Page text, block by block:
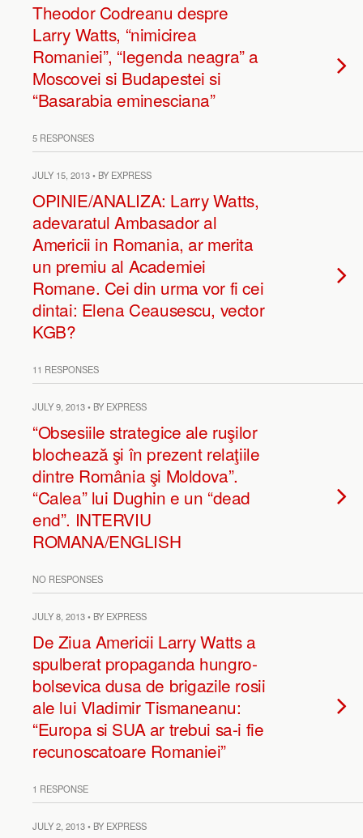
Theodor Codreanu despre
Larry Watts, “nimicirea
Romaniei”, “legenda neagra” a
Moscovei si Budapestei si
“Basarabia eminesciana”
5 RESPONSES
JULY 15, 2013 • BY EXPRESS
OPINIE/ANALIZA: Larry Watts,
adevaratul Ambasador al
Americii in Romania, ar merita
un premiu al Academiei
Romane. Cei din urma vor fi cei
dintai: Elena Ceausescu, vector
KGB?
11 RESPONSES
JULY 9, 2013 • BY EXPRESS
“Obsesiile strategice ale ruşilor
blochează şi în prezent relaţiile
dintre România şi Moldova”.
“Calea” lui Dughin e un “dead
end”. INTERVIU
ROMANA/ENGLISH
NO RESPONSES
JULY 8, 2013 • BY EXPRESS
De Ziua Americii Larry Watts a
spulberat propaganda hungro-
bolsevica dusa de brigazile rosii
ale lui Vladimir Tismaneanu:
“Europa si SUA ar trebui sa-i fie
recunoscatoare Romaniei”
1 RESPONSE
JULY 2, 2013 • BY EXPRESS